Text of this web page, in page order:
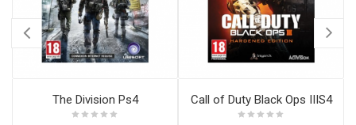
The Division Ps4 Call of Duty Black Ops IIIS4